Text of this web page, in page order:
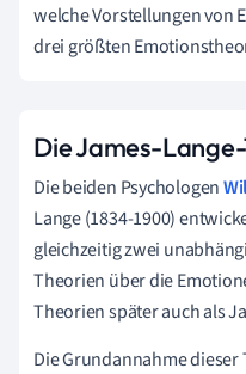
welche Vorstellungen von
drei größten
Die James-
Die beiden Psychologen
Lange (1834-1900)
gleichzeitig zwei
Theorien über die
Theorien später auch als
Die Grundannahme dieser